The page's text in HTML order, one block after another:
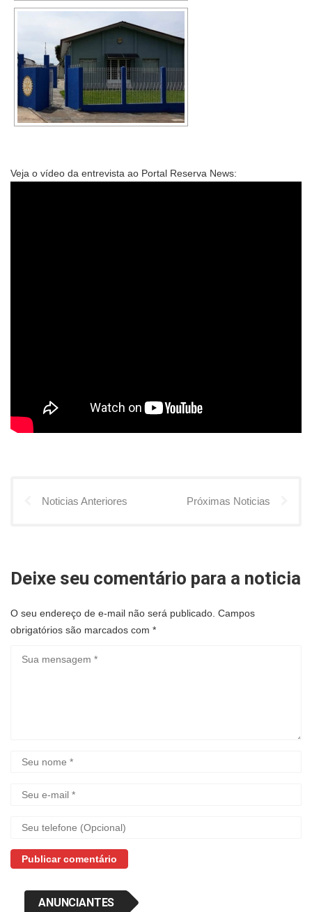
Veja o vídeo da entrevista ao Portal Reserva News:
Noticias Anteriores Próximas Noticias
Deixe seu comentário para a noticia
O seu endereço de e-mail não será publicado. Campos
obrigatórios são marcados com *
ANUNCIANTES